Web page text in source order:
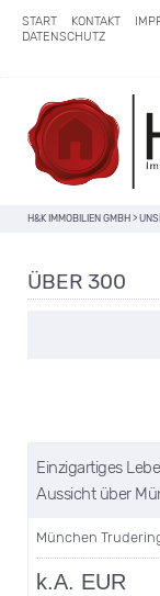
START KONTAKT
DATENSCHUTZ
H&K IMMOBILIEN GMBH >
ÜBER 300
Einzigartiges
Aussicht über
München
k.A. EUR